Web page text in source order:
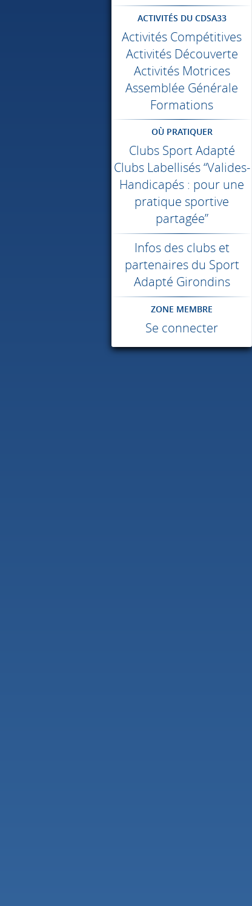
ACTIVITÉS DU CDSA33
Activités Compétitives
Activités Découverte
Activités Motrices
Assemblée Générale
Formations
OÙ PRATIQUER
Clubs Sport Adapté
Clubs Labellisés “Valides-
Handicapés : pour une
pratique sportive
partagée”
Infos des clubs et
partenaires du Sport
Adapté Girondins
ZONE MEMBRE
Se connecter